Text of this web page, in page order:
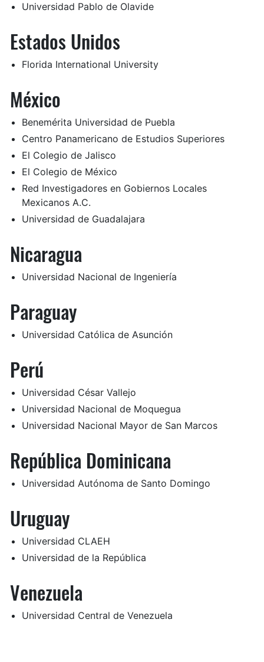
Universidad Pablo de Olavide
Estados Unidos
Florida International University
México
Benemérita Universidad de Puebla
Centro Panamericano de Estudios Superiores
El Colegio de Jalisco
El Colegio de México
Red Investigadores en Gobiernos Locales
Mexicanos A.C.
Universidad de Guadalajara
Nicaragua
Universidad Nacional de Ingeniería
Paraguay
Universidad Católica de Asunción
Perú
Universidad César Vallejo
Universidad Nacional de Moquegua
Universidad Nacional Mayor de San Marcos
República Dominicana
Universidad Autónoma de Santo Domingo
Uruguay
Universidad CLAEH
Universidad de la República
Venezuela
Universidad Central de Venezuela